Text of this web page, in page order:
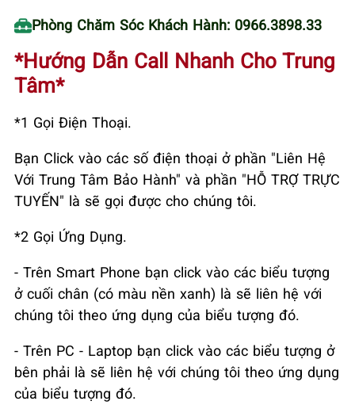
Phòng Chăm Sóc Khách Hành: 0966.3898.33
*Hướng Dẫn Call Nhanh Cho Trung
Tâm*
*1 Gọi Điện Thoại.
Bạn Click vào các số điện thoại ở phần "Liên Hệ
Với Trung Tâm Bảo Hành" và phần "HỖ TRỢ TRỰC
TUYẾN" là sẽ gọi được cho chúng tôi.
*2 Gọi Ứng Dụng.
- Trên Smart Phone bạn click vào các biểu tượng
ở cuối chân (có màu nền xanh) là sẽ liên hệ với
chúng tôi theo ứng dụng của biểu tượng đó.
- Trên PC - Laptop bạn click vào các biểu tượng ở
bên phải là sẽ liên hệ với chúng tôi theo ứng dụng
của biểu tượng đó.